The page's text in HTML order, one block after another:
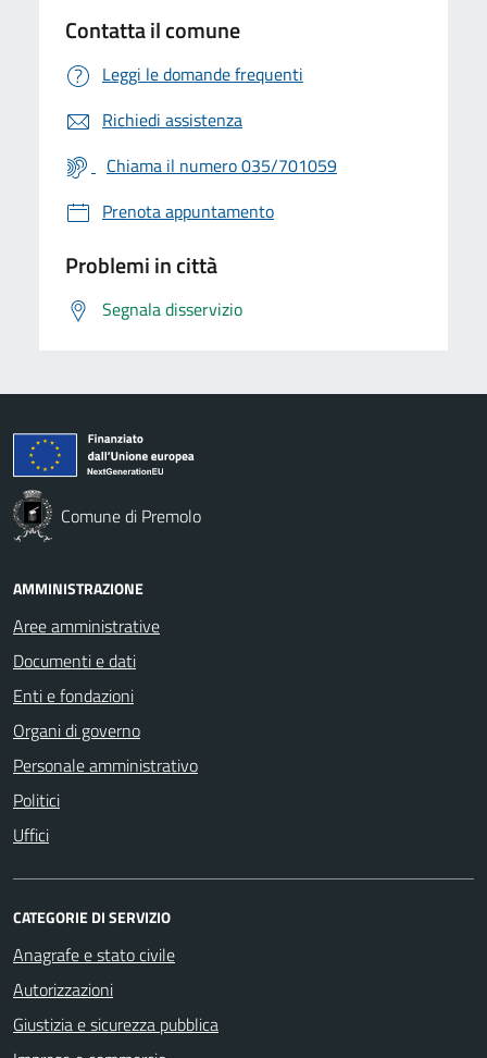
Contatta il comune
Leggi le domande frequenti
Richiedi assistenza
Chiama il numero 035/701059
Prenota appuntamento
Problemi in città
Segnala disservizio
Comune di Premolo
AMMINISTRAZIONE
Aree amministrative
Documenti e dati
Enti e fondazioni
Organi di governo
Personale amministrativo
Politici
Uffici
CATEGORIE DI SERVIZIO
Anagrafe e stato civile
Autorizzazioni
Giustizia e sicurezza pubblica